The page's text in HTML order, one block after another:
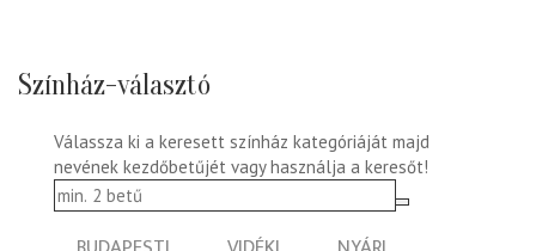
Színház-választó
Válassza ki a keresett színház kategóriáját majd
nevének kezdőbetűjét vagy használja a keresőt!